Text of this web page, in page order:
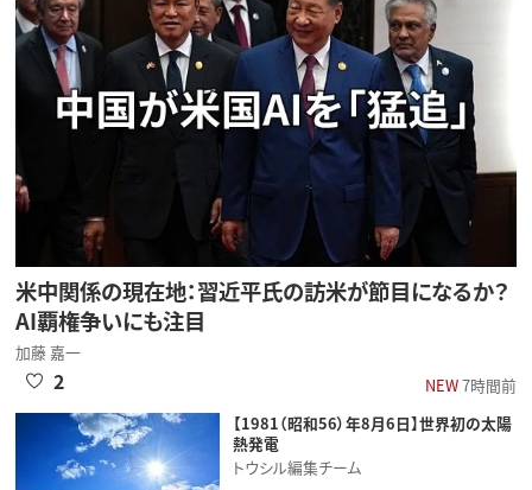
米中関係の現在地：習近平氏の訪米が節目になるか？
AI覇権争いにも注目
加藤 嘉一
NEW7時間前
2
【1981（昭和56）年8月6日】世界初の太陽
熱発電
トウシル編集チーム